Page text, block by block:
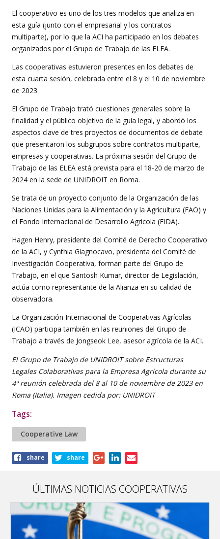
El cooperativo es uno de los tres modelos que analiza en
esta guía (junto con el empresarial y los contratos
multiparte), por lo que la ACI ha participado en los debates
organizados por el Grupo de Trabajo de las ELEA.
Las cooperativas estuvieron presentes en los debates de
esta cuarta sesión, celebrada entre el 8 y el 10 de noviembre
de 2023.
El Grupo de Trabajo trató cuestiones generales sobre la
finalidad y el público objetivo de la guía legal, y abordó los
aspectos clave de tres proyectos de documentos de debate
que presentaron los subgrupos sobre contratos multiparte,
empresas y cooperativas. La próxima sesión del Grupo de
Trabajo de las ELEA está prevista para el 18-20 de marzo de
2024 en la sede de UNIDROIT en Roma.
Se trata de un proyecto conjunto de la Organización de las
Naciones Unidas para la Alimentación y la Agricultura (FAO) y
el Fondo Internacional de Desarrollo Agrícola (FIDA).
Hagen Henry, presidente del Comité de Derecho Cooperativo
de la ACI, y Cynthia Giagnocavo, presidenta del Comité de
Investigación Cooperativa, forman parte del Grupo de
Trabajo, en el que Santosh Kumar, director de Legislación,
actúa como representante de la Alianza en su calidad de
observadora.
La Organización Internacional de Cooperativas Agrícolas
(ICAO) participa también en las reuniones del Grupo de
Trabajo a través de Jongseok Lee, asesor agrícola de la ACI.
El Grupo de Trabajo de UNIDROIT sobre Estructuras
Legales Colaborativas para la Empresa Agrícola durante su
4ª reunión celebrada del 8 al 10 de noviembre de 2023 en
Roma (Italia). Imagen cedida por: UNIDROIT
Tags:
Cooperative Law
Shareshare share
ÚLTIMAS NOTICIAS COOPERATIVAS